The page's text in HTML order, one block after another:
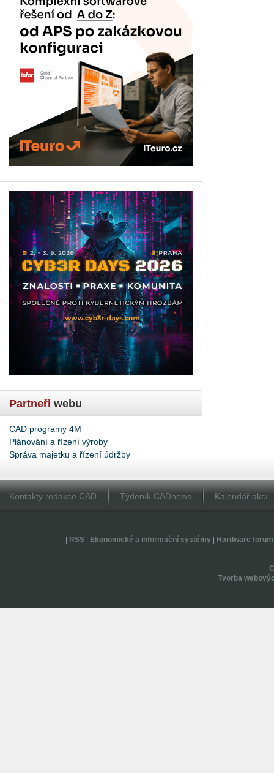
Partneři webu
CAD programy 4M
Plánování a řízení výroby
Správa majetku a řízení údržby
Kontakty redakce CAD Týdeník CADnews Kalendář akcí
RSS| Ekonomické a informační systémy| Hardware forum
Tvorba